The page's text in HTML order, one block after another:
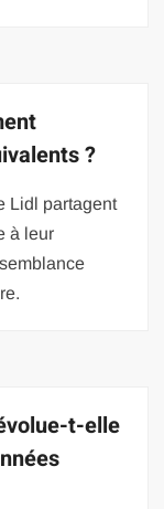
?
Lidl partagent
à leur
t-elle